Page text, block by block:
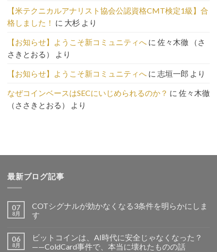
こ
ち
ら
【米テクニカルアナリスト協会公認資格CMT検定1級】合
格しました！ に 大杉 より
【お知らせ】ようこそ新コミュニティへ に 佐々木徹 （さ
さきとおる）
より
【お知らせ】ようこそ新コミュニティへ に 志垣一郎 より
なぜコインベースはSECにいじめられるのか？ に 佐々木徹
（ささきとおる）
より
最新ブログ記事
07
8月
COTシグナルが効かなくなる3条件を明らかにしま
す
06
8月
ビットコインは、AI時代に安全じゃなくなった？
——ColdCard事件で、本当に壊れたものの話